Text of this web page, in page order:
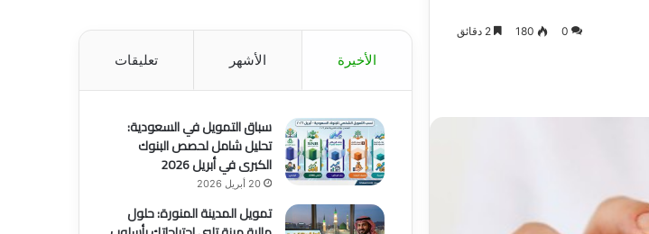
0
180
الأخيرة الأشهر تعليقات
سباق التمويل في السعودية:
تحليل شامل لحصص البنوك
الكبرى في أبريل 2026
20 أبريل 2026
تمويل المدينة المنورة: حلول